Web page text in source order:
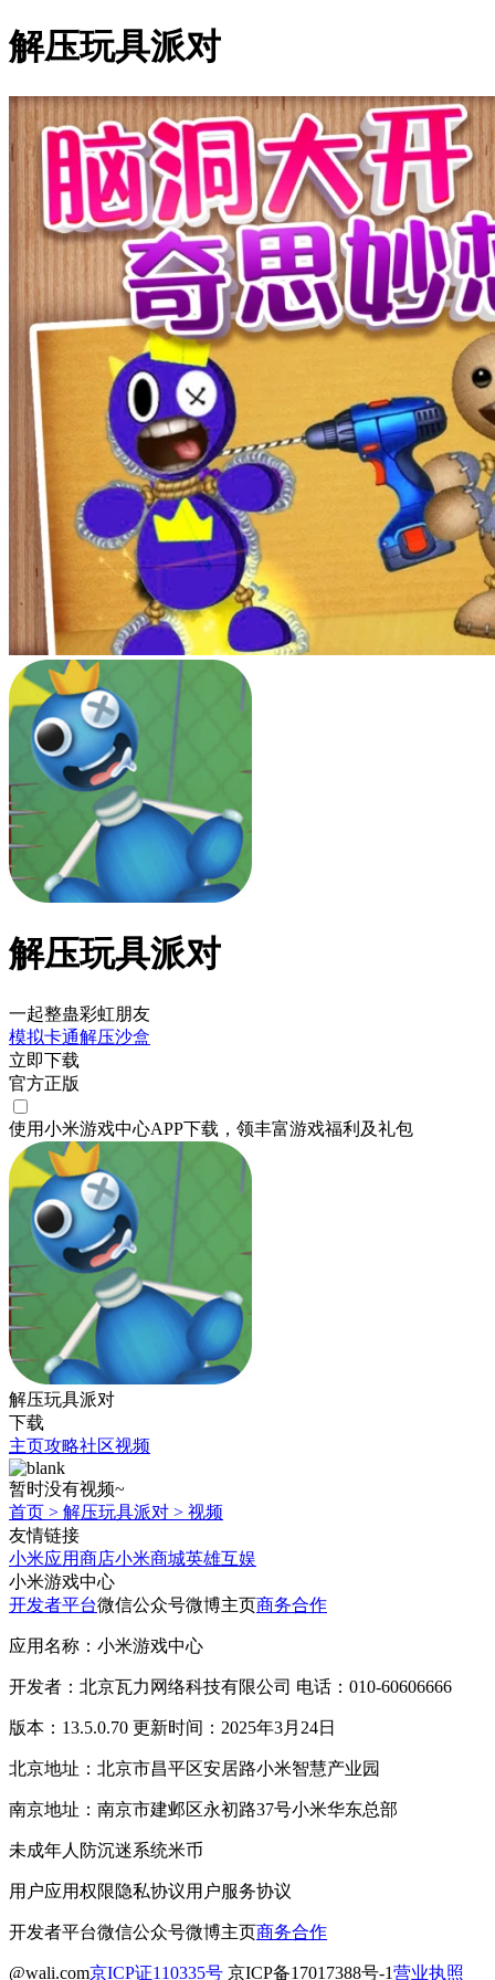
解压玩具派对
解压玩具派对
一起整蛊彩虹朋友
模拟卡通解压沙盒
立即下载
官方正版
使用小米游戏中心APP下载 ，领丰富游戏福利 及礼包
解压玩具派对
下载
主页攻略社区视频
暂时没有视频~
首页 > 解压玩具派对 > 视频
友情链接
小米应用商店小米商城英雄互娱
小米游戏中心
开发者平台微信公众号微博主页商务合作
应用名称：小米游戏中心
开发者：北京瓦力网络科技有限公司 电话：010-60606666
版本：13.5.0.70 更新时间：2025年3月24日
北京地址：北京市昌平区安居路小米智慧产业园
南京地址：南京市建邺区永初路37号小米华东总部
未成年人防沉迷系统米币
用户应用权限隐私协议用户服务协议
开发者平台微信公众号微博主页商务合作
@wali.com京ICP证110335号 京ICP备17017388号-1营业执照